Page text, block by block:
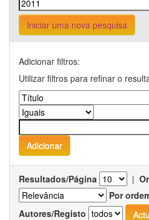
Iniciar uma nova pesquisa
Adicionar filtros:
Utilizar filtros para refinar o
Resultados/Página |
Por
Autores/Registo